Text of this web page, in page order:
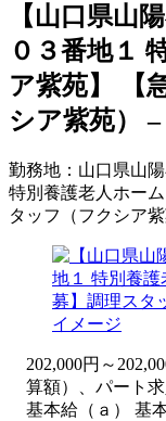
【山口県山
０３番地１
ア紫苑】 【
シア紫苑）
勤務地： 山口県山
特別養護老人ホー
タッフ（フクシア紫
202,000円～
算額）、パート
基本給（ａ） 基